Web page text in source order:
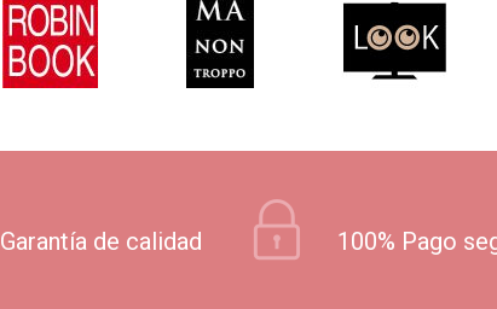
Garantía de calidad 100% Pago